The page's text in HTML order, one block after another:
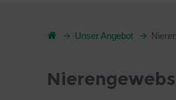
Unser Angebot